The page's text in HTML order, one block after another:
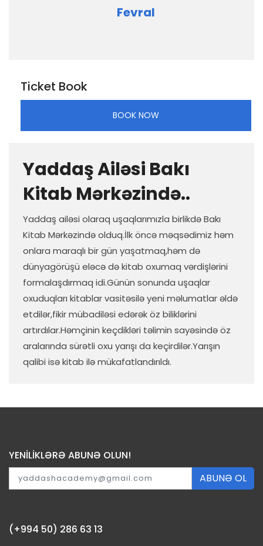
Fevral
Ticket Book
BOOK NOW
Yaddaş Ailəsi Bakı
Kitab Mərkəzində..
Yaddaş ailəsi olaraq uşaqlarımızla birlikdə Bakı
Kitab Mərkəzində olduq.İlk öncə məqsədimiz həm
onlara maraqlı bir gün yaşatmaq,həm də
dünyagörüşü eləcə də kitab oxumaq vərdişlərini
formalaşdırmaq idi.Günün sonunda uşaqlar
oxuduqları kitablar vasitəsilə yeni məlumatlar əldə
etdilər,fikir mübadiləsi edərək öz biliklərini
artırdılar.Həmçinin keçdikləri təlimin sayəsində öz
aralarında sürətli oxu yarışı da keçirdilər.Yarışın
qalibi isə kitab ilə mükafatlandırıldı.
YENİLİKLƏRƏ ABUNƏ OLUN!
ABUNƏ OL
(+994 50) 286 63 13